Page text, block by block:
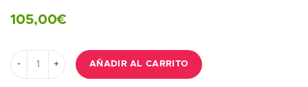
105,00€
Ramo Novia(1): Rosas en dos tonos, Hiperico, Verdes cantidad
AÑADIR AL CARRITO